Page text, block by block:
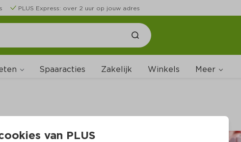
PLUS Express: over 2 uur op jouw adres
Spaaracties Zakelijk Winkels Meer
Wijnshop
van PLUS